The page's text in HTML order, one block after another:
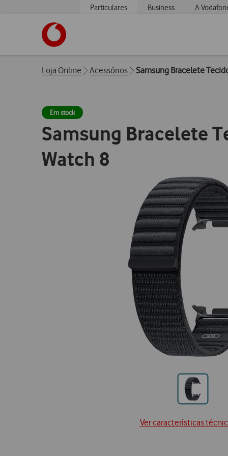
Particulares Business A
Breadcrumbs
Loja Online Acessórios Samsung Bracelete
Em stock
Samsung Bracelete
Watch 8
Ir
para
Ver características